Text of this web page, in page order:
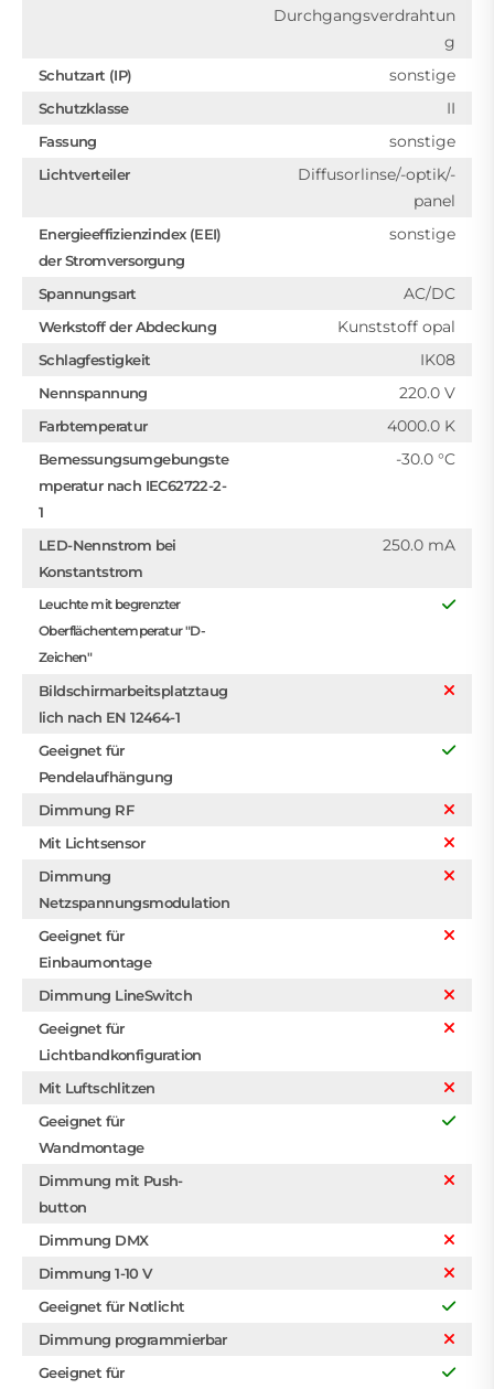
Durchgangsverdrahtun
g
Schutzart (IP) sonstige
Schutzklasse II
Fassung sonstige
Lichtverteiler
Diffusorlinse/-optik/-
panel
Energieeffizienzindex (EEI)
der Stromversorgung
sonstige
Spannungsart AC/DC
Werkstoff der Abdeckung Kunststoff opal
Schlagfestigkeit IK08
Nennspannung 220.0 V
Farbtemperatur 4000.0 K
Bemessungsumgebungste
mperatur nach IEC62722-2-
1
-30.0 °C
LED-Nennstrom bei
Konstantstrom
250.0 mA
Leuchte mit begrenzter
Oberflächentemperatur "D-
Zeichen"
Bildschirmarbeitsplatztaug
lich nach EN 12464-1
Geeignet für
Pendelaufhängung
Dimmung RF
Mit Lichtsensor
Dimmung
Netzspannungsmodulation
Geeignet für
Einbaumontage
Dimmung LineSwitch
Geeignet für
Lichtbandkonfiguration
Mit Luftschlitzen
Geeignet für
Wandmontage
Dimmung mit Push-
button
Dimmung DMX
Dimmung 1-10 V
Geeignet für Notlicht
Dimmung programmierbar
Geeignet für